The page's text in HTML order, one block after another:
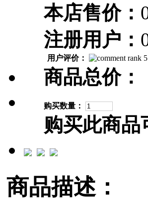
本店售价：
注册用户：
用户评价：
商品总价：
购买数量：
购买此商品
商品描述：